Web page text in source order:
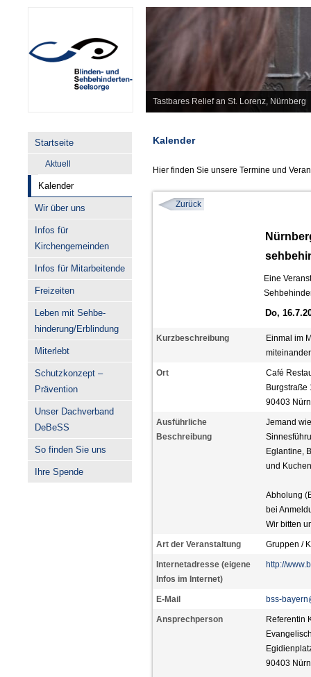
Tastbares Relief an St. Lorenz, Nürnberg
Startseite
Aktuell
Kalender
Wir über uns
Infos für
Kirchengemeinden
Infos für Mitarbeitende
Freizeiten
Leben mit Sehbe-
hinderung/Erblindung
Miterlebt
Schutzkonzept –
Prävention
Unser Dachverband
DeBeSS
So finden Sie uns
Ihre Spende
Kalender
Hier finden Sie unsere Termine und
Zurück
Eine
Do,
Kurzbeschreibung
Einmal im
Ort
Café
Burgstraße
90403
Ausführliche
Beschreibung
Jemand
Eglantine,
und
Abholung
bei
Wir bitten
Art der Veranstaltung Gruppen /
Internetadresse (eigene
Infos im Internet)
http://
E-Mail bss-
Ansprechperson
Referentin
90403